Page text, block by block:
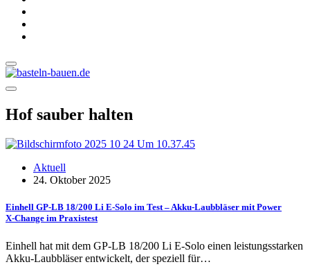
Hof sauber halten
Aktuell
24. Oktober 2025
Einhell GP-LB 18/200 Li E-Solo im Test – Akku-Laubbläser mit Power
X‑Change im Praxistest
Einhell hat mit dem GP-LB 18/200 Li E-Solo einen leistungsstarken
Akku-Laubbläser entwickelt, der speziell für…